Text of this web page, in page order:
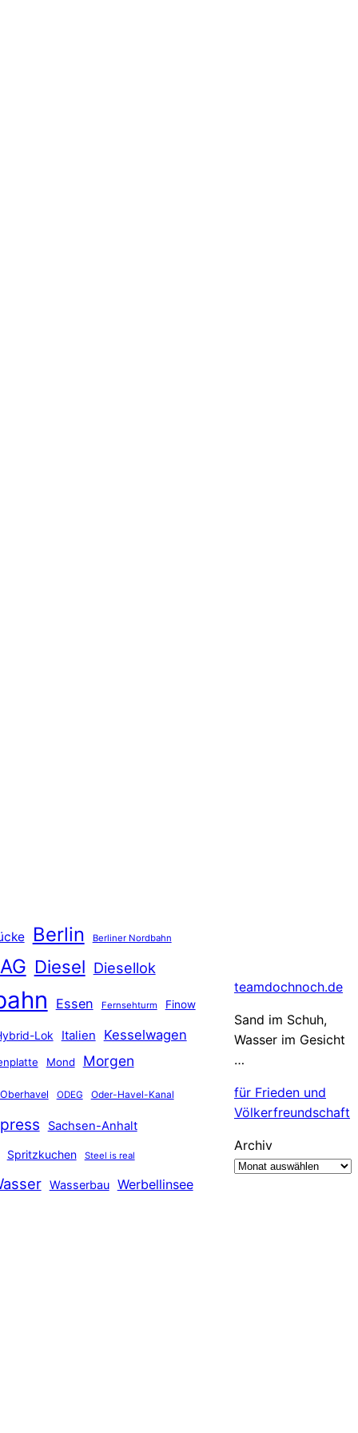
Berlin Berliner Nordbahn
Diesel Diesellok
Essen Fernsehturm Finow
Lok Italien Kesselwagen
Mond Morgen
Oberhavel ODEG Oder-Havel-Kanal
Sachsen-Anhalt
Spritzkuchen Steel is real
Wasserbau Werbellinsee
teamdochnoch.de
Sand im Schuh,
Wasser im Gesicht
…
für Frieden und
Völkerfreundschaft
Archiv